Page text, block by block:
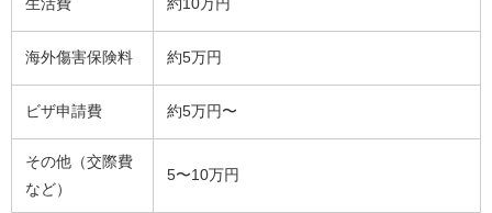
海外傷害保険料 約5万円
ビザ申請費 約5万円〜
その他（交際費
など）
5〜10万円